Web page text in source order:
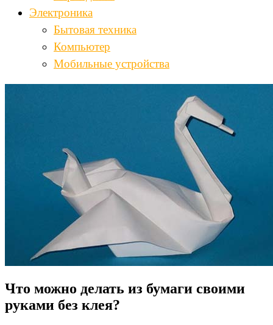
Электроника
Бытовая техника
Компьютер
Мобильные устройства
Что можно делать из бумаги своими
руками без клея?